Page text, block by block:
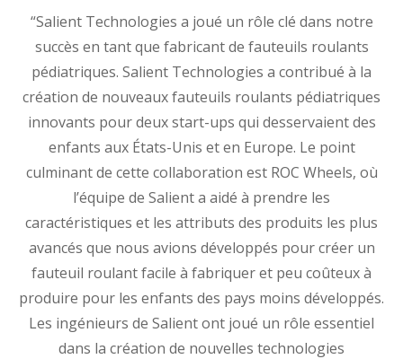
“Salient Technologies a joué un rôle clé dans notre
succès en tant que fabricant de fauteuils roulants
pédiatriques. Salient Technologies a contribué à la
création de nouveaux fauteuils roulants pédiatriques
innovants pour deux start-ups qui desservaient des
enfants aux États-Unis et en Europe. Le point
culminant de cette collaboration est ROC Wheels, où
l’équipe de Salient a aidé à prendre les
caractéristiques et les attributs des produits les plus
avancés que nous avions développés pour créer un
fauteuil roulant facile à fabriquer et peu coûteux à
produire pour les enfants des pays moins développés.
Les ingénieurs de Salient ont joué un rôle essentiel
dans la création de nouvelles technologies